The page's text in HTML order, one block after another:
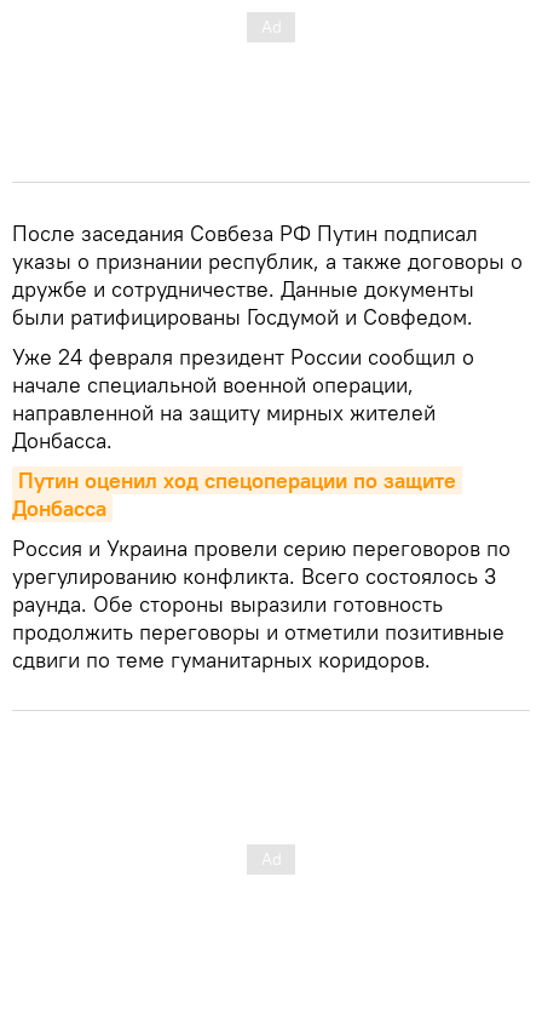
После заседания Совбеза РФ Путин подписал
указы о признании республик, а также договоры о
дружбе и сотрудничестве. Данные документы
были ратифицированы Госдумой и Совфедом.
Уже 24 февраля президент России сообщил о
начале специальной военной операции,
направленной на защиту мирных жителей
Донбасса.
Путин оценил ход спецоперации по защите
Донбасса
Россия и Украина провели серию переговоров по
урегулированию конфликта. Всего состоялось 3
раунда. Обе стороны выразили готовность
продолжить переговоры и отметили позитивные
сдвиги по теме гуманитарных коридоров.